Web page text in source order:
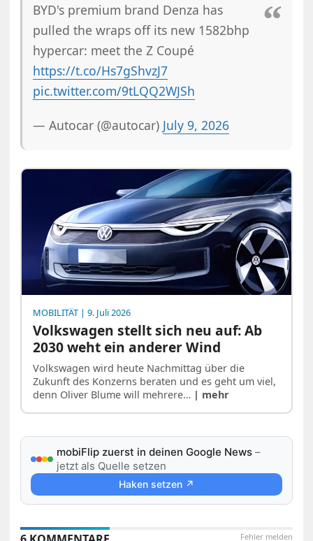
BYD's premium brand Denza has
pulled the wraps off its new 1582bhp
hypercar: meet the Z Coupé
https://t.co/Hs7gShvzJ7
pic.twitter.com/9tLQQ2WJSh
— Autocar (@autocar) July 9, 2026
MOBILITÄT | 9. Juli 2026
Volkswagen stellt sich neu auf: Ab
2030 weht ein anderer Wind
Volkswagen wird heute Nachmittag über die
Zukunft des Konzerns beraten und es geht um viel,
denn Oliver Blume will mehrere… | mehr
mobiFlip zuerst in deinen Google News –
jetzt als Quelle setzen
Haken setzen ↗
Fehler melden